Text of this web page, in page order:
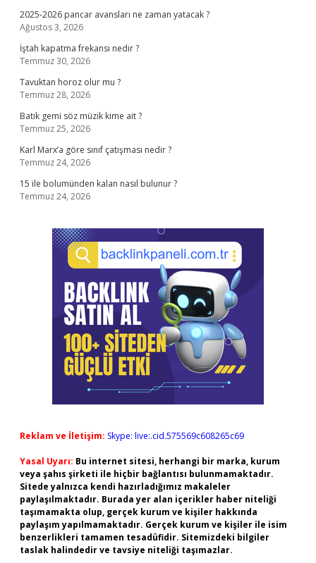
2025-2026 pancar avansları ne zaman yatacak ?
Ağustos 3, 2026
İştah kapatma frekansı nedir ?
Temmuz 30, 2026
Tavuktan horoz olur mu ?
Temmuz 28, 2026
Batık gemi söz müzik kime ait ?
Temmuz 25, 2026
Karl Marx’a göre sınıf çatışması nedir ?
Temmuz 24, 2026
15 ile bolumünden kalan nasıl bulunur ?
Temmuz 24, 2026
Reklam ve İletişim: Skype: live:.cid.575569c608265c69
Yasal Uyarı: Bu internet sitesi, herhangi bir marka, kurum
veya şahıs şirketi ile hiçbir bağlantısı bulunmamaktadır.
Sitede yalnızca kendi hazırladığımız makaleler
paylaşılmaktadır. Burada yer alan içerikler haber niteliği
taşımamakta olup, gerçek kurum ve kişiler hakkında
paylaşım yapılmamaktadır. Gerçek kurum ve kişiler ile isim
benzerlikleri tamamen tesadüfidir. Sitemizdeki bilgiler
taslak halindedir ve tavsiye niteliği taşımazlar.